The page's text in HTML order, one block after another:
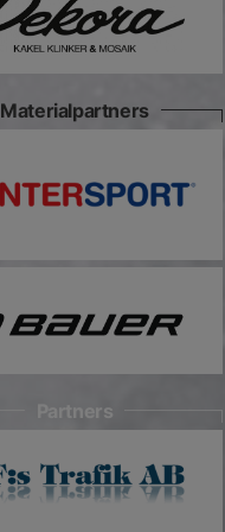
Materialpartners
Partners